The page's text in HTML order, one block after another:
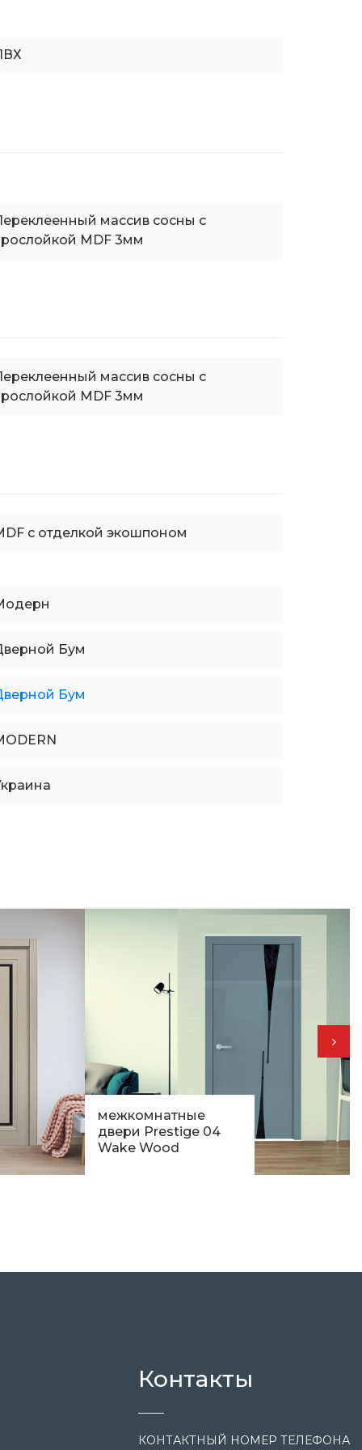
массив сосны с
MDF 3мм
массив сосны с
MDF 3мм
с отделкой экошпоном
Бум
Бум
межкомнатные
двери Prestige 04
Wake Wood
Контакты
КОНТАКТНЫЙ НОМЕР ТЕЛЕФОНА